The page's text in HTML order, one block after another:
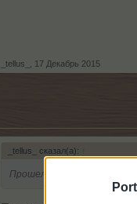
_tellus_ 17 Декабрь 2015
_tellus_ сказал(а): ↑
Прошел квест "Зимние